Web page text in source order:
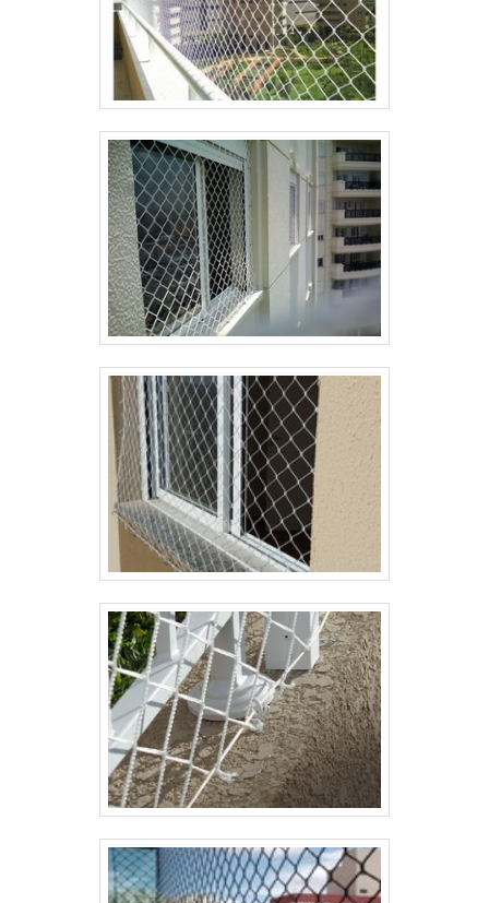
realizadas as atividades e amplo catálogo de
produtos. Todos esses fatores, agregados a uma
equipe com colaboradores proativos e
trabalhadores de alta qualidade, fecham todo o
ciclo de entrega com excelência para toda a
carteira de clientes.